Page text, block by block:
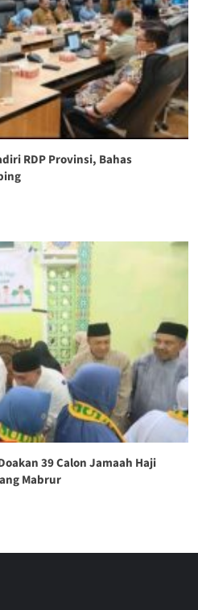
RDP Provinsi, Bahas
39 Calon Jamaah Haji
Mabrur